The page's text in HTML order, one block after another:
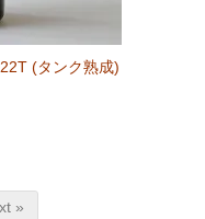
(タンク熟成)
»